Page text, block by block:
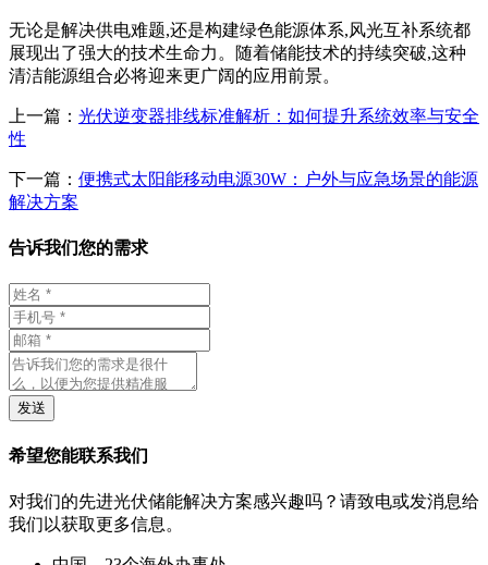
无论是解决供电难题,还是构建绿色能源体系,风光互补系统都
展现出了强大的技术生命力。随着储能技术的持续突破,这种
清洁能源组合必将迎来更广阔的应用前景。
上一篇： 光伏逆变器排线标准解析：如何提升系统效率与安全
性
下一篇： 便携式太阳能移动电源30W：户外与应急场景的能源
解决方案
告诉我们您的需求
发送
希望您能联系我们
对我们的先进光伏储能解决方案感兴趣吗？请致电或发消息给
我们以获取更多信息。